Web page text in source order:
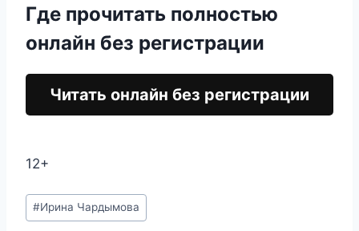
Где прочитать полностью
онлайн без регистрации
Читать онлайн без регистрации
12+
Метки
записи:
#Ирина Чардымова